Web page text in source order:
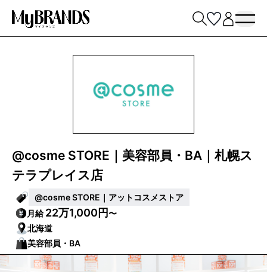
@cosme STORE｜美容部員・BA｜札幌ス
テラプレイス店
@cosme STORE｜アットコスメストア
月給22万1,000円〜
北海道
美容部員・BA